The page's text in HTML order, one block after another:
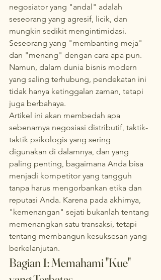
negosiator yang "andal" adalah
seseorang yang agresif, licik, dan
mungkin sedikit mengintimidasi.
Seseorang yang "membanting meja"
dan "menang" dengan cara apa pun.
Namun, dalam dunia bisnis modern
yang saling terhubung, pendekatan ini
tidak hanya ketinggalan zaman, tetapi
juga berbahaya.
Artikel ini akan membedah apa
sebenarnya negosiasi distributif, taktik-
taktik psikologis yang sering
digunakan di dalamnya, dan yang
paling penting, bagaimana Anda bisa
menjadi kompetitor yang tangguh
tanpa harus mengorbankan etika dan
reputasi Anda. Karena pada akhirnya,
"kemenangan" sejati bukanlah tentang
memenangkan satu transaksi, tetapi
tentang membangun kesuksesan yang
berkelanjutan.
Bagian 1: Memahami "Kue"